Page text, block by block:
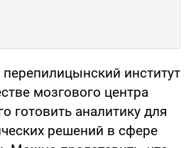
институт
мозгового центра
готовить аналитику для
решений в сфере